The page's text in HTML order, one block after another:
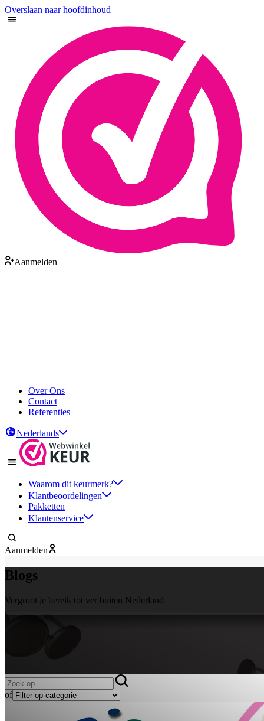
Overslaan naar hoofdinhoud
Aanmelden
Over Ons
Contact
Referenties
Nederlands
Waarom dit keurmerk?
Klantbeoordelingen
Pakketten
Klantenservice
Aanmelden
Blogs
Vergroot je bereik tot ver buiten Nederland
of